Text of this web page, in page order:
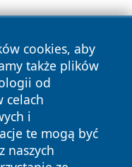
cookies, aby
także plików
od
celach
i
te mogą być
naszych
Wszystkie prawa
Polityka